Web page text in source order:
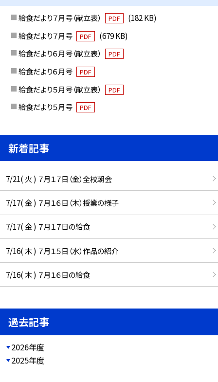
給食だより７月号（献立表） PDF
(182 KB)
給食だより７月号
PDF
(679 KB)
給食だより６月号（献立表）
PDF
給食だより６月号 PDF
給食だより５月号（献立表） PDF
給食だより５月号 PDF
新着記事
7/21( 火 ) ７月１７日（金）全校朝会
7/17( 金 ) ７月１６日（木）授業の様子
7/17( 金 ) ７月１７日の給食
7/16( 木 ) ７月１５日（水）作品の紹介
7/16( 木 ) ７月１６日の給食
過去記事
2026年度
2025年度